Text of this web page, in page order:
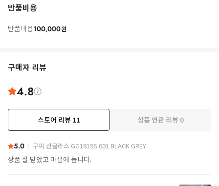
반품비용
반품비용100,000원
구매자 리뷰
4.8
스토어 리뷰 11 상품 연관 리뷰 0
5.0 구찌 선글라스 GG1819S 001 BLACK GREY
상품 잘 받았고 마음에 듭니다.